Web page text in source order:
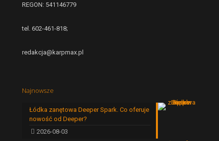
REGON: 541146779
tel. 602-461-818;
redakcja@karpmax.pl
Najnowsze
Łódka zanętowa Deeper Spark. Co oferuje
nowość od Deeper?
2026-08-03